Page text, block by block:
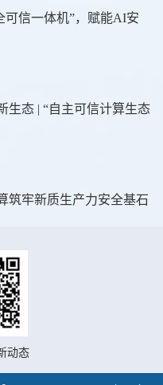
可信一体机”，赋能AI安
生态 | “自主可信计算生态
筑牢新质生产力安全基石
动态